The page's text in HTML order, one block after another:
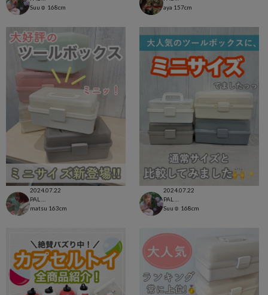
Suu☺︎ 168cm
aya 157cm
2024.07.22
matsu 163cm
2024.07.22
Suu☺︎ 168cm